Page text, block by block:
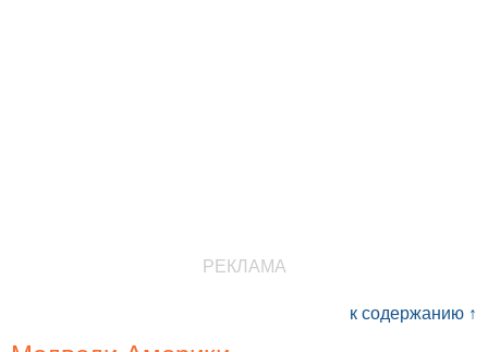
РЕКЛАМА
к содержанию ↑